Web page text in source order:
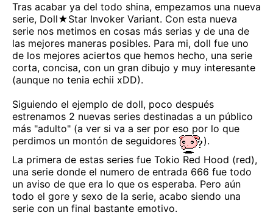
Tras acabar ya del todo shina, empezamos una nueva
serie, Doll★Star Invoker Variant. Con esta nueva
serie nos metimos en cosas más serias y de una de
las mejores maneras posibles. Para mi, doll fue uno
de los mejores aciertos que hemos hecho, una serie
corta, concisa, con un gran dibujo y muy interesante
(aunque no tenia echii xDD).
Siguiendo el ejemplo de doll, poco después
estrenamos 2 nuevas series destinadas a un público
más "adulto" (a ver si va a ser por eso por lo que
perdimos un montón de seguidores
).
La primera de estas series fue Tokio Red Hood (red),
una serie donde el numero de entrada 666 fue todo
un aviso de que era lo que os esperaba. Pero aún
todo el gore y sexo de la serie, acabo siendo una
serie con un final bastante emotivo.